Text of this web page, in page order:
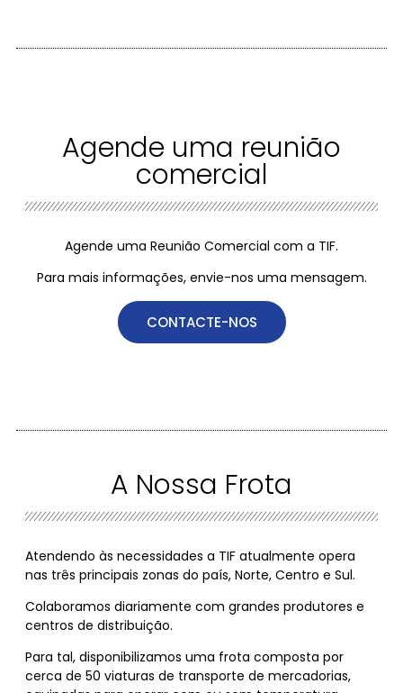
Agende uma reunião
comercial
Agende uma Reunião Comercial com a TIF.
Para mais informações, envie-nos uma mensagem.
CONTACTE-NOS
A Nossa Frota
Atendendo às necessidades a TIF atualmente opera
nas três principais zonas do país, Norte, Centro e Sul.
Colaboramos diariamente com grandes produtores e
centros de distribuição.
Para tal, disponibilizamos uma frota composta por
cerca de 50 viaturas de transporte de mercadorias,